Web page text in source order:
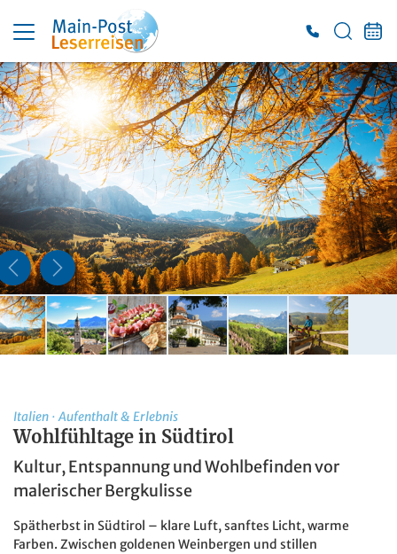
Es konnten keine gültigen Angebote gefunden werden. Bitte wenden Sie sich an
unser Service-Center.
Italien ·Aufenthalt & Erlebnis
Wohlfühltage in Südtirol
Kultur, Entspannung und Wohlbefinden vor
malerischer Bergkulisse
Spätherbst in Südtirol – klare Luft, sanftes Licht, warme
Farben. Zwischen goldenen Weinbergen und stillen